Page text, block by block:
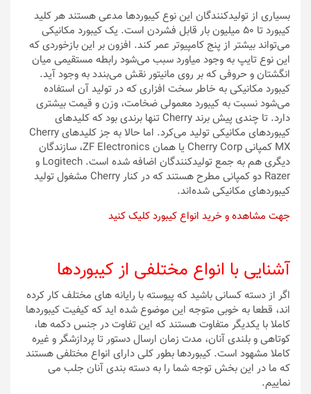
بسیاری از تولیدکنندگان این نوع کیبوردها مدعی هستند هر کلید
کیبورد تا 50 میلیون بار قابل فشردن است. یک کیبورد مکانیکی
می‌تواند بیشتر از پنج کامپیوتر عمر کند. افزون بر این بازخوردی که
این نوع تایپ به وجود میاورد سبب می‌شود رابطه مستقیمی میان
انگشتان و حروفی که بر روی مانیتور نقش می‌بندد به وجود آید.
کیبورد مکانیکی به خاطر سخت افزاری که در تولید آن استفاده
می‌شود نسبت به کیبورد معمولی ضخامت، وزن و قیمت بیشتری
دارد. تا چندی پیش برند Cherry تنها برندی بود که کلیدهای
کیبوردهای مکانیکی تولید می‌کرد. اما حالا به جز کلیدهای Cherry
MX کمپانی Cherry Corp یا همان ZF Electronics، سازندگان
دیگری هم به جمع تولیدکنندگان اضافه شده است. Logitech و
Razer دو کمپانی مطرح هستند که در کنار Cherry مشغول تولید
کیبوردهای مکانیکی شده‌اند.
جهت مشاهده و خرید انواع کیبورد کلیک کنید
آشنایی با انواع مختلفی از کیبوردها
اگر از دسته کسانی باشید که پیوسته با رایانه های مختلف کار کرده
اند، قطعا به خوبی متوجه این موضوع شده اید که کیفیت کیبوردها
کاملا با یکدیگر متفاوت هستند که این تفاوت در جنس دکمه ها،
کوتاهی و بلندی آنان، مدت زمان ارسال دستور تا پردازشگر و غیره
کاملا مشهود است. کیبوردها بطور کلی دارای انواع مختلفی هستند
که ما در این بخش توجه شما را به دسته بندی آنان جلب می
نماییم.